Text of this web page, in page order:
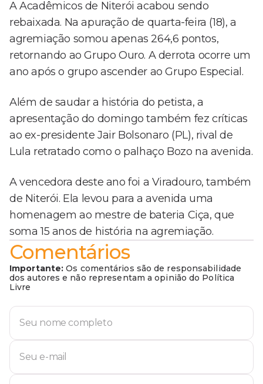
A Acadêmicos de Niterói acabou sendo
rebaixada. Na apuração de quarta-feira (18), a
agremiação somou apenas 264,6 pontos,
retornando ao Grupo Ouro. A derrota ocorre um
ano após o grupo ascender ao Grupo Especial.
Além de saudar a história do petista, a
apresentação do domingo também fez críticas
ao ex-presidente Jair Bolsonaro (PL), rival de
Lula retratado como o palhaço Bozo na avenida.
A vencedora deste ano foi a Viradouro, também
de Niterói. Ela levou para a avenida uma
homenagem ao mestre de bateria Ciça, que
soma 15 anos de história na agremiação.
Comentários
Importante: Os comentários são de responsabilidade
dos autores e não representam a opinião do Política
Livre